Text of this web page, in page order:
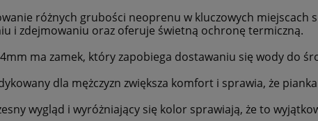
różnych grubości neoprenu w kluczowych miejscach
i zdejmowaniu oraz oferuje świetną ochronę termiczną.
ma zamek, który zapobiega dostawaniu się wody do
dla mężczyzn zwiększa komfort i sprawia, że
wygląd i wyróżniający się kolor sprawiają, że to